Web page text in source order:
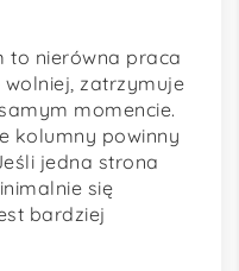
to nierówna praca
zatrzymuje
momencie.
kolumny powinny
jedna strona
się
bardziej